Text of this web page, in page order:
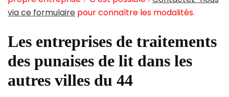
via ce formulaire pour connaître les modalités.
Les entreprises de traitements
des punaises de lit dans les
autres villes du 44